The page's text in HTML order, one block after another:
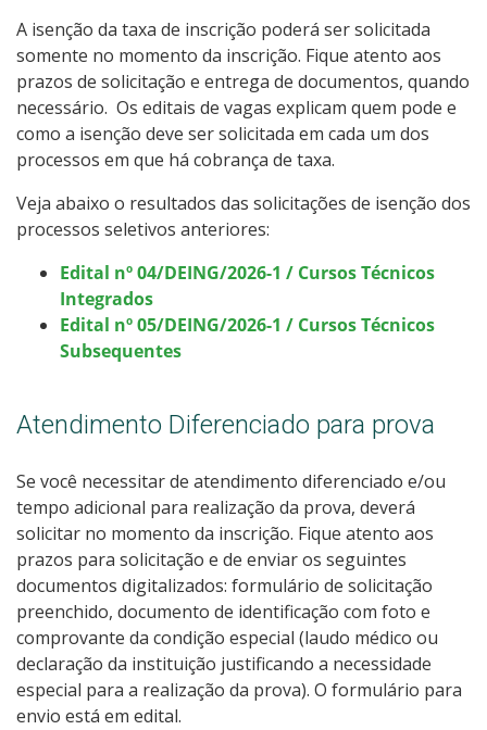
A isenção da taxa de inscrição poderá ser solicitada
somente no momento da inscrição. Fique atento aos
prazos de solicitação e entrega de documentos, quando
necessário. Os editais de vagas explicam quem pode e
como a isenção deve ser solicitada em cada um dos
processos em que há cobrança de taxa.
Veja abaixo o resultados das solicitações de isenção dos
processos seletivos anteriores:
Edital nº 04/DEING/2026-1 / Cursos Técnicos
Integrados
Edital nº 05/DEING/2026-1 / Cursos Técnicos
Subsequentes
Atendimento Diferenciado para prova
Se você necessitar de atendimento diferenciado e/ou
tempo adicional para realização da prova, deverá
solicitar no momento da inscrição. Fique atento aos
prazos para solicitação e de enviar os seguintes
documentos digitalizados: formulário de solicitação
preenchido, documento de identificação com foto e
comprovante da condição especial (laudo médico ou
declaração da instituição justificando a necessidade
especial para a realização da prova). O formulário para
envio está em edital.